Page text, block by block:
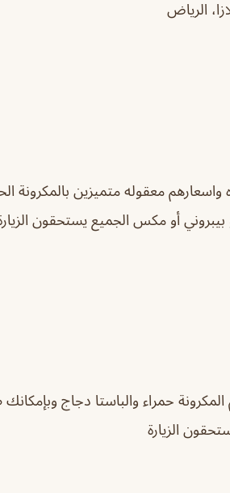
الرياض
معقوله متميزين بالمكرونة
أو مكس الجميع يستحقون
حمراء والباستا دجاج وبإمكانك
الزيارة